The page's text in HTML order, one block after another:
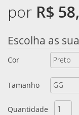
por R$
Escolha as
Cor
Tamanho
Quantidade